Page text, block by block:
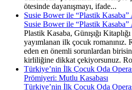
ötesinde dayanışmayı, ifade...
Susie Bower ile “Plastik
Susie Bower ile “Plastik
Plastik Kasaba, Günışığı
yayımlanan ilk çocuk romanınız.
eden en önemli sorunlardan
kirliliğine dikkat çekiyorsunuz.
Türkiye’nin İlk Çocuk Oda
Prömiyeri: Mutlu Kasabası
Türkiye’nin İlk Çocuk Oda